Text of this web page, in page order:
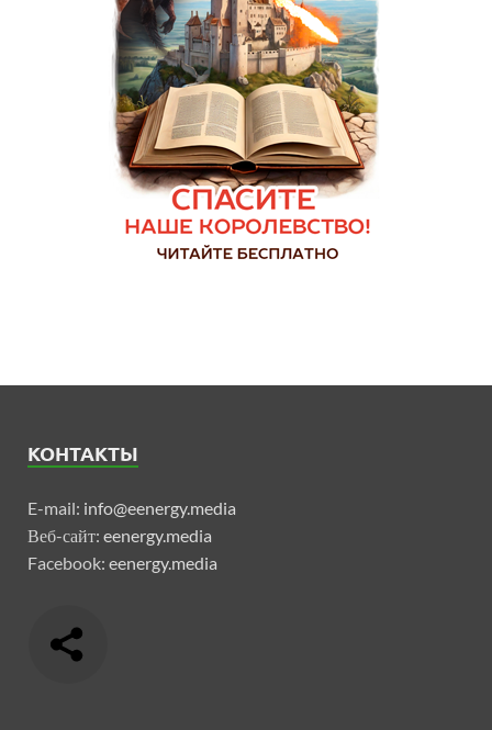
КОНТАКТЫ
E-mail: info@eenergy.media
Веб-сайт: eenergy.media
Facebook: eenergy.media